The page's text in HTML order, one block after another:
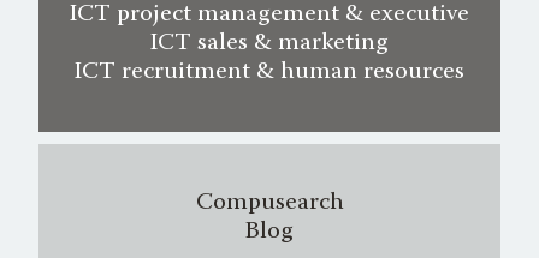
ICT project management & executive
ICT sales & marketing
ICT recruitment & human resources
Compusearch
Blog